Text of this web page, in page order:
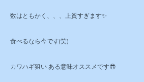
数はともかく、、、上質すぎます✨
食べるなら今です(笑)
カワハギ狙い ある意味オススメです😎